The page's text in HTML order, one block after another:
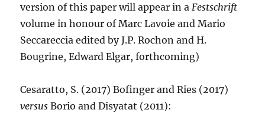
version of this paper will appear in a Festschrift
volume in honour of Marc Lavoie and Mario
Seccareccia edited by J.P. Rochon and H.
Bougrine, Edward Elgar, forthcoming)
Cesaratto, S. (2017) Bofinger and Ries (2017)
versus Borio and Disyatat (2011):